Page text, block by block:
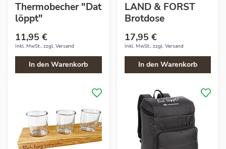
Thermobecher "Dat
löppt"
11,95 €
Inkl. MwSt., zzgl. Versand
In den Warenkorb
LAND & FORST
Brotdose
17,95 €
Inkl. MwSt., zzgl. Versand
In den Warenkorb